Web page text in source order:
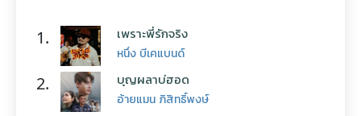
1. เพราะพี่รักจริง
หนึ่ง บีเคแบนด์
2. บุญผลาบ่ฮอด
อ้ายแมน ภิสิทธิ์พงษ์